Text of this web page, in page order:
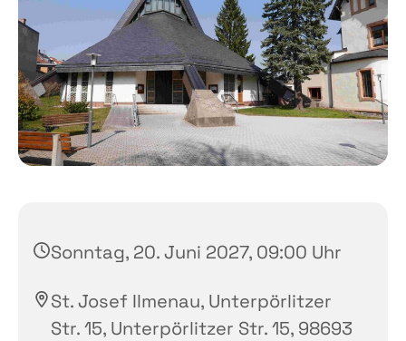
Sonntag, 20. Juni 2027, 09:00 Uhr
St. Josef Ilmenau, Unterpörlitzer
Str. 15, Unterpörlitzer Str. 15, 98693